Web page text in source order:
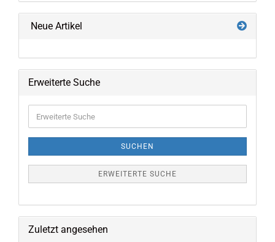
Neue Artikel
Erweiterte Suche
Suche
SUCHEN
ERWEITERTE SUCHE
Zuletzt angesehen